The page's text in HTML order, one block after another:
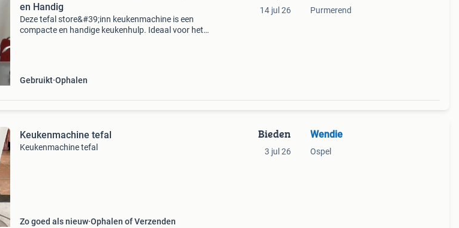
en Handig
Deze tefal store&#39;inn keukenmachine is een
compacte en handige keukenhulp. Ideaal voor het
Gebruikt Ophalen
14 jul 26 Purmerend
Keukenmachine tefal
Keukenmachine tefal
Zo goed als nieuw Ophalen of Verzenden
Bieden
3 jul 26
Wendie
Ospel